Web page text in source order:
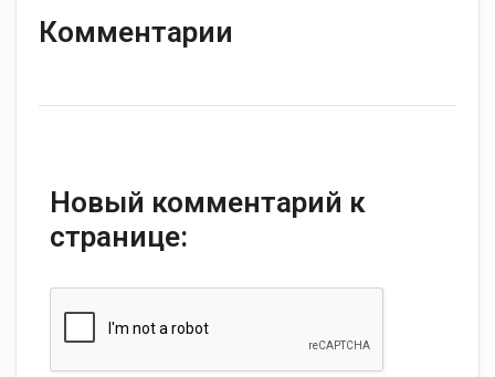
Комментарии
Новый комментарий к
странице: